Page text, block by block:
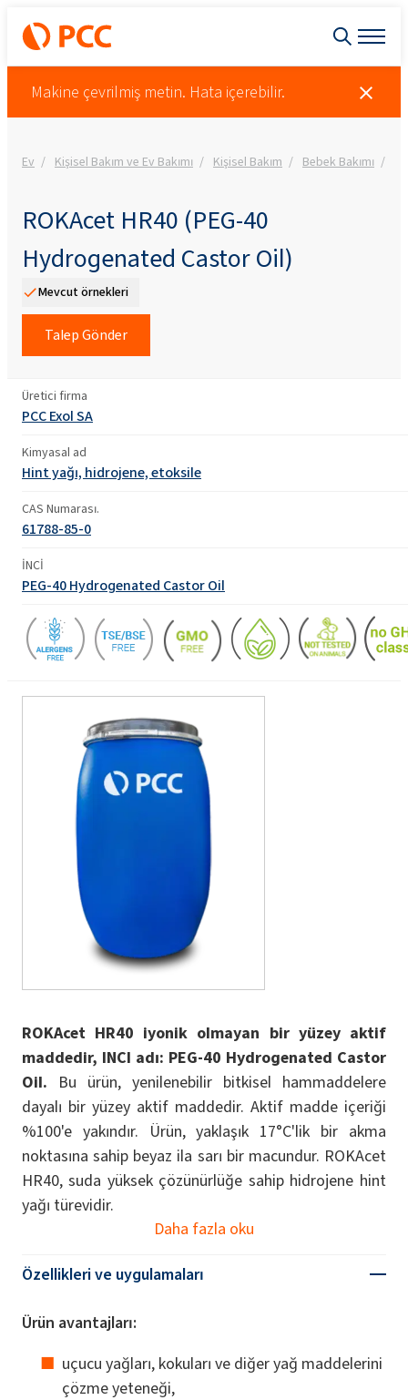
Makine çevrilmiş metin. Hata içerebilir.
Ev Kişisel Bakım ve Ev Bakımı Kişisel Bakım Bebek Bakımı
ROKAcet HR40 (PEG-40
Hydrogenated Castor Oil)
Mevcut örnekleri
Talep Gönder
Üretici firma
PCC Exol SA
Kimyasal ad
Hint yağı, hidrojene, etoksile
CAS Numarası.
61788-85-0
İNCİ
PEG-40 Hydrogenated Castor Oil
ROKAcet HR40 iyonik olmayan bir yüzey aktif
maddedir, INCI adı: PEG-40 Hydrogenated Castor
Oil. Bu ürün, yenilenebilir bitkisel hammaddelere
dayalı bir yüzey aktif maddedir. Aktif madde içeriği
%100'e yakındır. Ürün, yaklaşık 17°C'lik bir akma
noktasına sahip beyaz ila sarı bir macundur. ROKAcet
HR40, suda yüksek çözünürlüğe sahip hidrojene hint
yağı türevidir.
Daha fazla oku
Özellikleri ve uygulamaları
Ürün avantajları:
uçucu yağları, kokuları ve diğer yağ maddelerini
çözme yeteneği,